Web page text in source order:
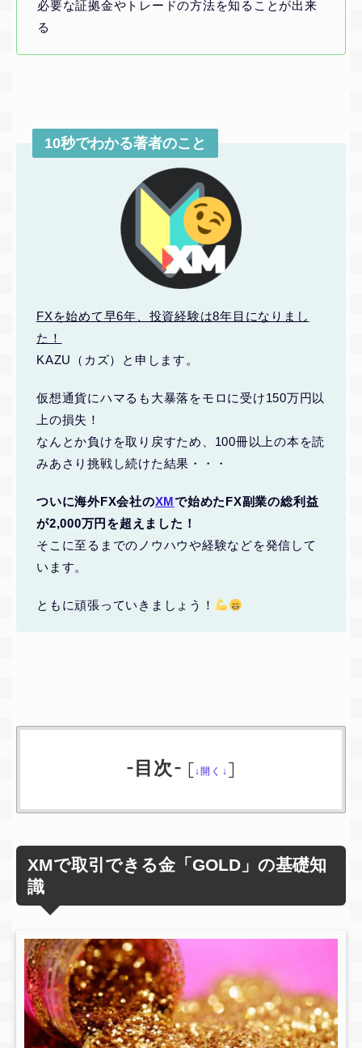
必要な証拠金やトレードの方法を知ることが出来
る
10秒でわかる著者のこと
FXを始めて早6年、投資経験は8年目になりまし
た！
KAZU（カズ）と申します。
仮想通貨にハマるも大暴落をモロに受け150万円以
上の損失！
なんとか負けを取り戻すため、100冊以上の本を読
みあさり挑戦し続けた結果・・・
ついに海外FX会社のXMで始めたFX副業の総利益
が2,000万円を超えました！
そこに至るまでのノウハウや経験などを発信して
います。
ともに頑張っていきましょう！
-目次- [↓開く↓ ]
XMで取引できる金「GOLD」の基礎知
識